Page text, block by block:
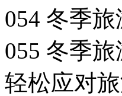
054 冬季
055 冬季
轻松应对